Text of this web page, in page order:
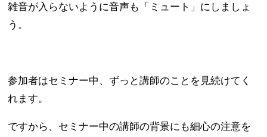
雑音が入らないように音声も「ミュート」にしましょ
う。
参加者はセミナー中、ずっと講師のことを見続けてく
れます。
ですから、セミナー中の講師の背景にも細心の注意を